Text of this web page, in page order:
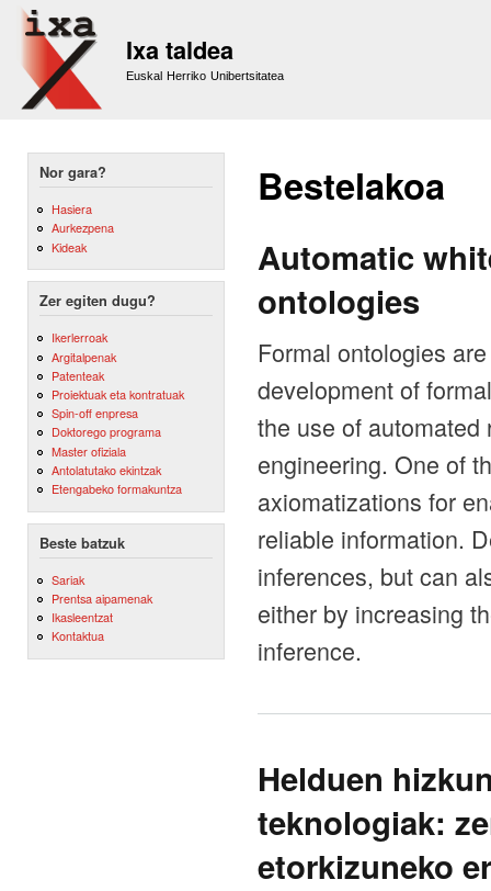
Ixa taldea
Euskal Herriko Unibertsitatea
Nor gara?
Hasiera
Aurkezpena
Kideak
Zer egiten dugu?
Ikerlerroak
Argitalpenak
Patenteak
Proiektuak eta kontratuak
Spin-off enpresa
Doktorego programa
Master ofiziala
Antolatutako ekintzak
Etengabeko formakuntza
Beste batzuk
Sariak
Prentsa aipamenak
Ikasleentzat
Kontaktua
Bestelakoa
Automatic
ontologies
Formal ontologies
development of
the use of
engineering. One of
axiomatizations for
reliable information.
inferences, but can
either by increasing
inference.
Helduen
teknologiak:
etorkizuneko